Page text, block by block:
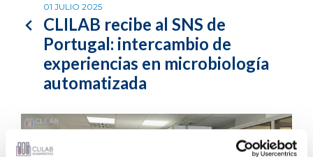
01 JULIO 2025
CLILAB recibe al SNS de
Portugal: intercambio de
experiencias en microbiología
automatizada